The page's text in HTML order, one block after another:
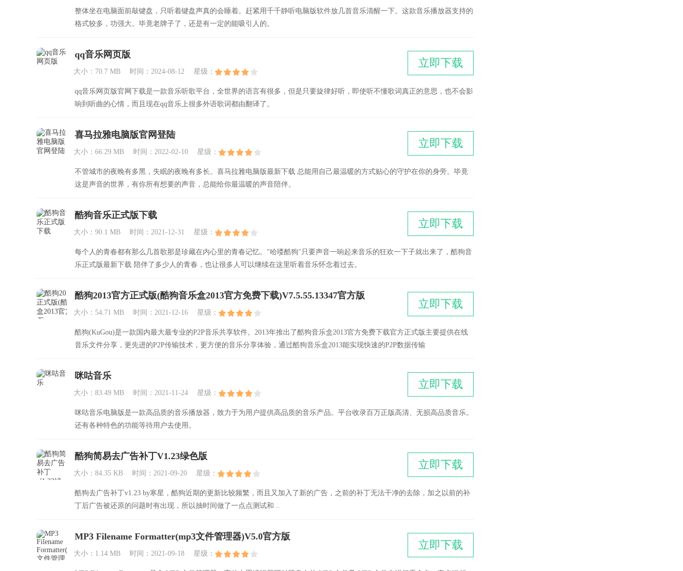
整体坐在电脑面前敲键盘，只听着键盘声真的会睡着。赶紧用千千静听电脑版软件放几首音乐清醒一下。这款音乐播放器支持的
格式较多，功强大。毕竟老牌子了，还是有一定的能吸引人的。
qq音乐网页版
大小：70.7 MB 时间：2024-08-12 星级：
立即下载
qq音乐网页版官网下载是一款音乐听歌平台，全世界的语言有很多，但是只要旋律好听，即使听不懂歌词真正的意思，也不会影
响到听曲的心情，而且现在qq音乐上很多外语歌词都由翻译了。
喜马拉雅电脑版官网登陆
大小：66.29 MB 时间：2022-02-10 星级：
立即下载
不管城市的夜晚有多黑，失眠的夜晚有多长。喜马拉雅电脑版最新下载 总能用自己最温暖的方式贴心的守护在你的身旁。毕竟
这是声音的世界，有你所有想要的声音，总能给你最温暖的声音陪伴。
酷狗音乐正式版下载
大小：90.1 MB 时间：2021-12-31 星级：
立即下载
每个人的青春都有那么几首歌那是珍藏在内心里的青春记忆。"哈喽酷狗"只要声音一响起来音乐的狂欢一下子就出来了，酷狗音
乐正式版最新下载 陪伴了多少人的青春，也让很多人可以继续在这里听着音乐怀念着过去。
酷狗2013官方正式版(酷狗音乐盒2013官方免费下载)V7.5.55.13347官方版
大小：54.71 MB 时间：2021-12-16 星级：
立即下载
酷狗(KuGou)是一款国内最大最专业的P2P音乐共享软件。2013年推出了酷狗音乐盒2013官方免费下载官方正式版主要提供在线
音乐文件分享，更先进的P2P传输技术，更方便的音乐分享体验，通过酷狗音乐盒2013能实现快速的P2P数据传输
咪咕音乐
大小：83.49 MB 时间：2021-11-24 星级：
立即下载
咪咕音乐电脑版是一款高品质的音乐播放器，致力于为用户提供高品质的音乐产品。平台收录百万正版高清、无损高品质音乐。
还有各种特色的功能等待用户去使用。
酷狗简易去广告补丁V1.23绿色版
大小：84.35 KB 时间：2021-09-20 星级：
立即下载
酷狗去广告补丁v1.23 by寒星，酷狗近期的更新比较频繁，而且又加入了新的广告，之前的补丁无法干净的去除，加之以前的补
丁后广告被还原的问题时有出现，所以抽时间做了一点点测试和 ..
MP3 Filename Formatter(mp3文件管理器)V5.0官方版
大小：1.14 MB 时间：2021-09-18 星级：
立即下载